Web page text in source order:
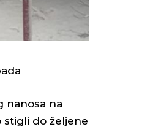
nanosa na
stigli do željene